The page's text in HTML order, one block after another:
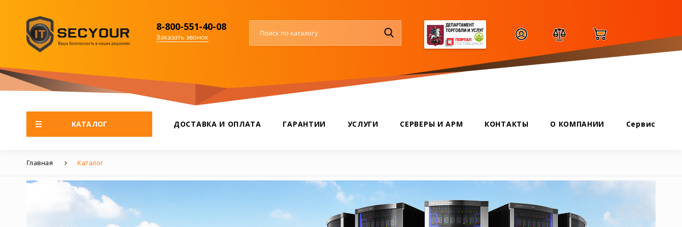
8-800-551-40-08
Заказать звонок
КАТАЛОГ ДОСТАВКА И ОПЛАТА ГАРАНТИИ УСЛУГИ СЕРВЕРЫ И АРМ КОНТАКТЫ О КОМПАНИИ Сервис
Главная Каталог